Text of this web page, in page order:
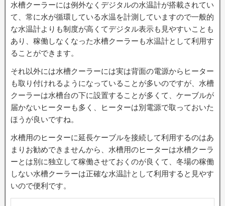
水槽クーラーには例外なくデジタルの水温計が搭載されてい
て、常に水が循環している水温を計測していますので一般的
な水温計よりも制度が高くてデジタル表示も見やすいことも
あり、稼働しなくなった水槽クーラーも水温計として利用す
ることができます。
それ以外には水槽クーラーには実は背面の電源からヒーター
も取り付けれるようになっていることが多いのですが、水槽
クーラーは水槽台の下に設置することが多くて、ケーブルが
届かないヒーターも多く、ヒーターは別電源で取っておいた
ほうが良いですね。
水槽用のヒーターに延長ケーブルを接続して利用するのはあ
まりお勧めできませんから、水槽用のヒーターは水槽クーラ
ーとは別に独立して稼働させておくのが良くて、冬場の稼働
しない水槽クーラーは正確な水温計として利用すると見やす
いので便利です。